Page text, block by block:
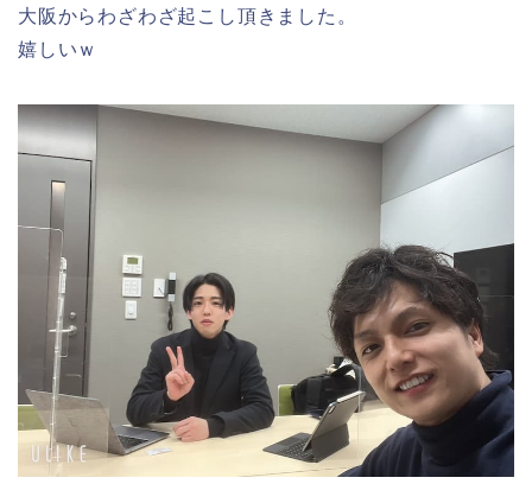
大阪からわざわざ起こし頂きました。
嬉しいｗ